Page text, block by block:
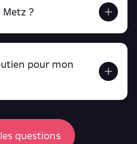
ici.
Metz ?
peux
pour mon
questions